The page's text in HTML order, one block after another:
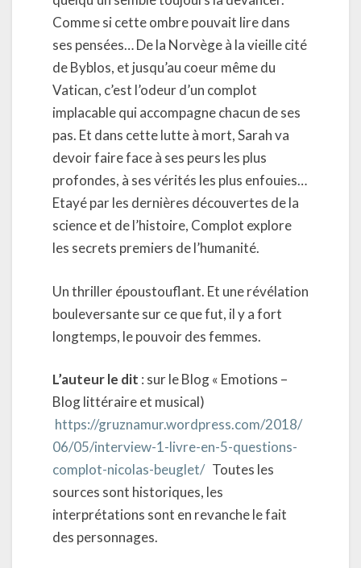
Comme si cette ombre pouvait lire dans
ses pensées… De la Norvège à la vieille cité
de Byblos, et jusqu’au coeur même du
Vatican, c’est l’odeur d’un complot
implacable qui accompagne chacun de ses
pas. Et dans cette lutte à mort, Sarah va
devoir faire face à ses peurs les plus
profondes, à ses vérités les plus enfouies…
Etayé par les dernières découvertes de la
science et de l’histoire, Complot explore
les secrets premiers de l’humanité.
Un thriller époustouflant. Et une révélation
bouleversante sur ce que fut, il y a fort
longtemps, le pouvoir des femmes.
L’auteur le dit : sur le Blog « Emotions –
Blog littéraire et musical)
https://gruznamur.wordpress.com/2018/
06/05/interview-1-livre-en-5-questions-
complot-nicolas-beuglet/Toutes les
sources sont historiques, les
interprétations sont en revanche le fait
des personnages.